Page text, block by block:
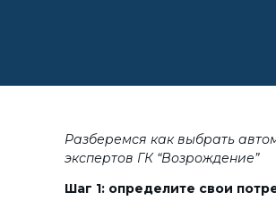
Разберемся как выбрать
экспертов ГК “Возрождение”
Шаг 1: определите свои